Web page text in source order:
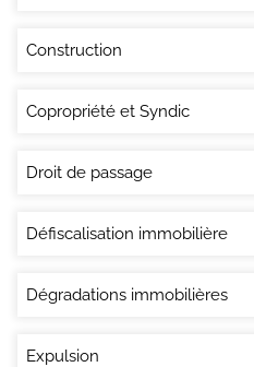
Construction
Copropriété et Syndic
Droit de passage
Défiscalisation immobilière
Dégradations immobilières
Expulsion